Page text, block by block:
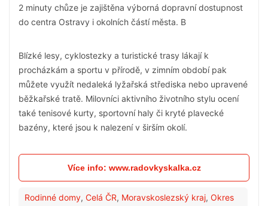
2 minuty chůze je zajištěna výborná dopravní dostupnost
do centra Ostravy i okolních částí města. B
Blízké lesy, cyklostezky a turistické trasy lákají k
procházkám a sportu v přírodě, v zimním období pak
můžete využít nedaleká lyžařská střediska nebo upravené
běžkařské tratě. Milovníci aktivního životního stylu ocení
také tenisové kurty, sportovní haly či kryté plavecké
bazény, které jsou k nalezení v širším okolí.
Více info: www.radovkyskalka.cz
Rodinné domy, Celá ČR, Moravskoslezský kraj, Okres